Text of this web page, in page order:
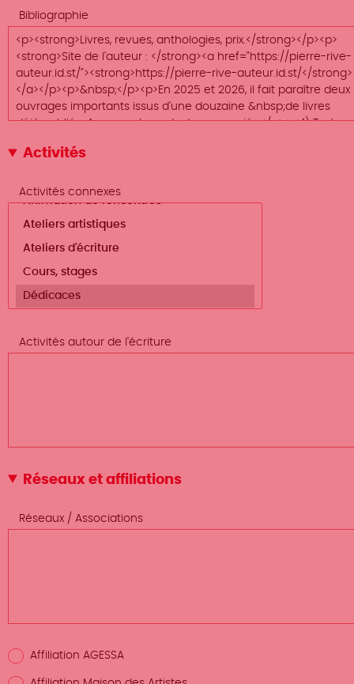
Bibliographie
Activités
Activités connexes
Activités autour de l'écriture
Réseaux et affiliations
Réseaux / Associations
Affiliation AGESSA